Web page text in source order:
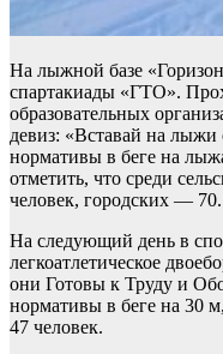
На лыжной базе
спартакиады «ГТО».
образовательных
девиз: «Вставай на
нормативы в беге на
отметить, что среди
человек, городских — 70.
На следующий день в
легкоатлетическое
они Готовы к Труду и
нормативы в беге на 30
47 человек.